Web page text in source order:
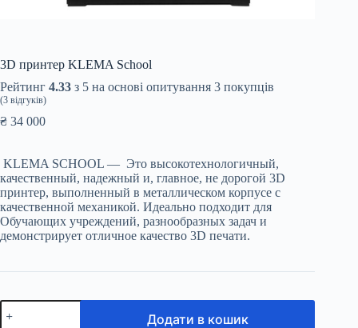
3D принтер KLEMA School
Рейтинг 4.33 з 5 на основі опитування 3 покупців
(3 відгуків)
₴ 34 000
KLEMA SCHOOL — Это высокотехнологичный,
качественный, надежный и, главное, не дорогой 3D
принтер, выполненный в металлическом корпусе с
качественной механикой. Идеально подходит для
Обучающих учреждений, разнообразных задач и
демонстрирует отличное качество 3D печати.
3D
принтер
Додати в кошик